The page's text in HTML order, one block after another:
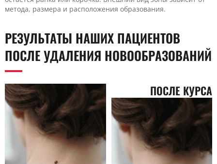
метода, размера и расположения образования.
РЕЗУЛЬТАТЫ НАШИХ ПАЦИЕНТОВ
ПОСЛЕ УДАЛЕНИЯ НОВООБРАЗОВАНИЙ
ПОСЛЕ КУРСА